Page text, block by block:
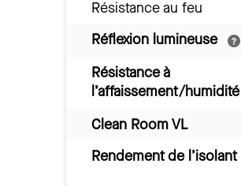
Résistance au feu
Réflexion lumineuse
Résistance à
l’affaissement/humidité
Clean Room VL
Rendement de l’isolant